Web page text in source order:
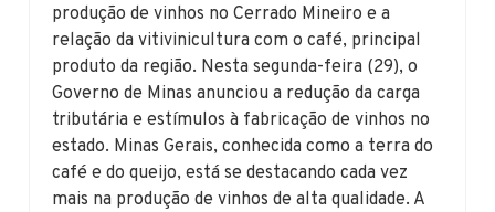
produção de vinhos no Cerrado Mineiro e a
relação da vitivinicultura com o café, principal
produto da região. Nesta segunda-feira (29), o
Governo de Minas anunciou a redução da carga
tributária e estímulos à fabricação de vinhos no
estado. Minas Gerais, conhecida como a terra do
café e do queijo, está se destacando cada vez
mais na produção de vinhos de alta qualidade. A